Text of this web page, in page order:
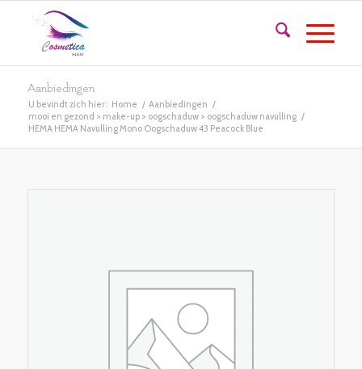
Aanbiedingen
U bevindt zich hier: Home / Aanbiedingen /
mooi en gezond > make-up > oogschaduw > oogschaduw navulling /
HEMA HEMA Navulling Mono Oogschaduw 43 Peacock Blue